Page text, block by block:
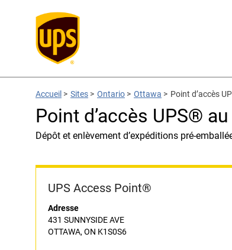
Accueil > Sites > Ontario > Ottawa > Point d’accès
Point d’accès UPS® au
Dépôt et enlèvement d’expéditions pré-
UPS Access Point®
Adresse
431 SUNNYSIDE AVE
OTTAWA, ON K1S0S6